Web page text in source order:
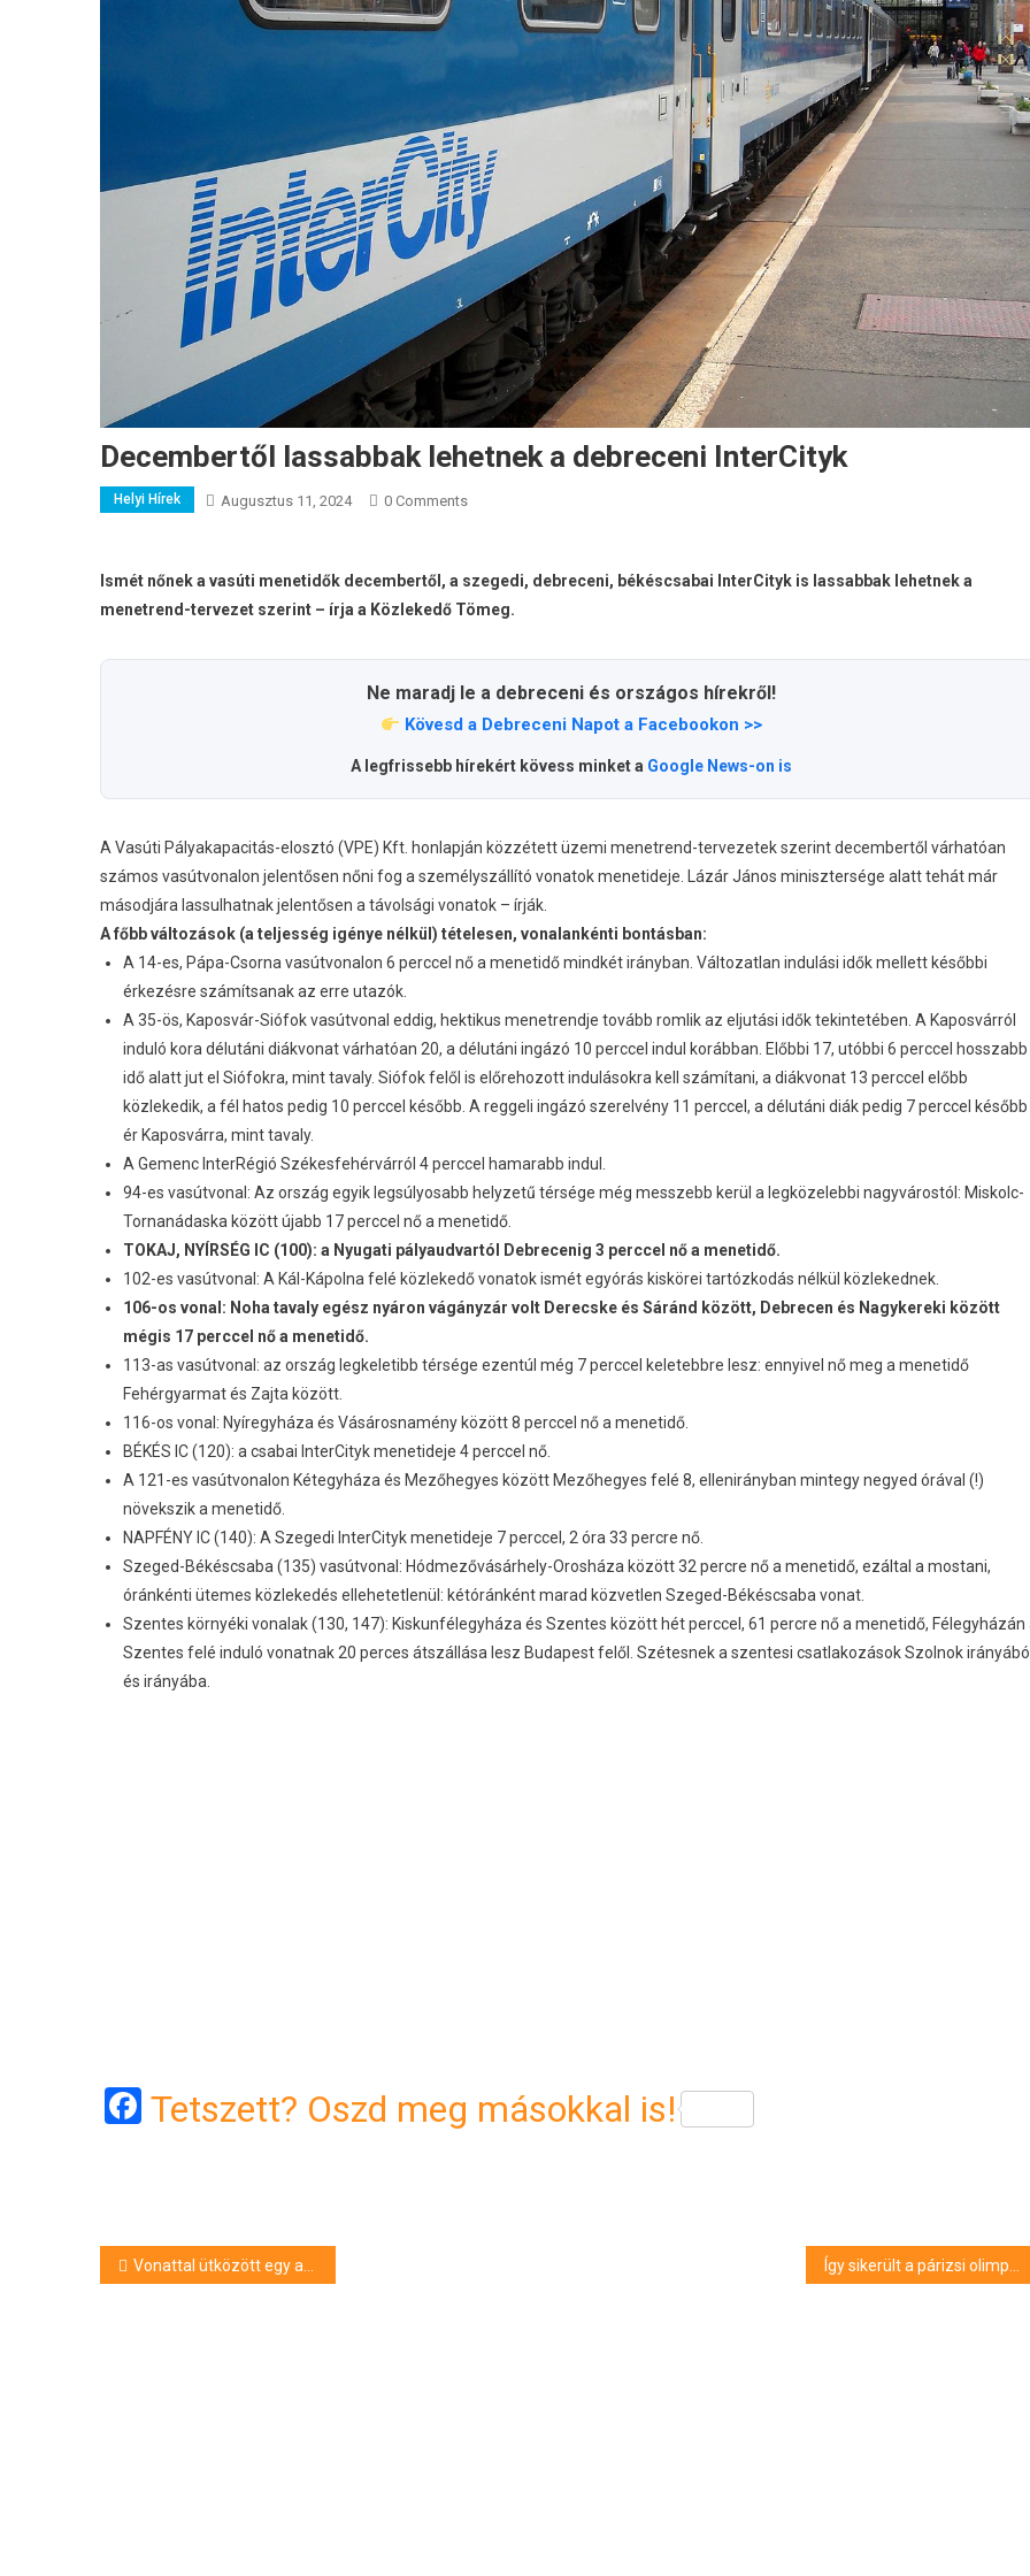
Decembertől lassabbak lehetnek a debreceni InterCityk
Helyi Hírek Augusztus 11, 2024 0 Comments
Ismét nőnek a vasúti menetidők decembertől, a szegedi, debreceni, békéscsabai InterCityk is lassabbak lehetnek a
menetrend-tervezet szerint – írja a Közlekedő Tömeg.
Ne maradj le a debreceni és országos hírekről!
Kövesd a Debreceni Napot a Facebookon >>
A legfrissebb hírekért kövess minket a Google News-on is
A Vasúti Pályakapacitás-elosztó (VPE) Kft. honlapján közzétett üzemi menetrend-tervezetek szerint decembertől várhatóan
számos vasútvonalon jelentősen nőni fog a személyszállító vonatok menetideje. Lázár János minisztersége alatt tehát már
másodjára lassulhatnak jelentősen a távolsági vonatok – írják.
A főbb változások (a teljesség igénye nélkül) tételesen, vonalankénti bontásban:
A 14-es, Pápa-Csorna vasútvonalon 6 perccel nő a menetidő mindkét irányban. Változatlan indulási idők mellett későbbi
érkezésre számítsanak az erre utazók.
A 35-ös, Kaposvár-Siófok vasútvonal eddig, hektikus menetrendje tovább romlik az eljutási idők tekintetében. A Kaposvárról
induló kora délutáni diákvonat várhatóan 20, a délutáni ingázó 10 perccel indul korábban. Előbbi 17, utóbbi 6 perccel hosszabb
idő alatt jut el Siófokra, mint tavaly. Siófok felől is előrehozott indulásokra kell számítani, a diákvonat 13 perccel előbb
közlekedik, a fél hatos pedig 10 perccel később. A reggeli ingázó szerelvény 11 perccel, a délutáni diák pedig 7 perccel később
ér Kaposvárra, mint tavaly.
A Gemenc InterRégió Székesfehérvárról 4 perccel hamarabb indul.
94-es vasútvonal: Az ország egyik legsúlyosabb helyzetű térsége még messzebb kerül a legközelebbi nagyvárostól: Miskolc-
Tornanádaska között újabb 17 perccel nő a menetidő.
TOKAJ, NYÍRSÉG IC (100): a Nyugati pályaudvartól Debrecenig 3 perccel nő a menetidő.
102-es vasútvonal: A Kál-Kápolna felé közlekedő vonatok ismét egyórás kiskörei tartózkodás nélkül közlekednek.
106-os vonal: Noha tavaly egész nyáron vágányzár volt Derecske és Sáránd között, Debrecen és Nagykereki között
mégis 17 perccel nő a menetidő.
113-as vasútvonal: az ország legkeletibb térsége ezentúl még 7 perccel keletebbre lesz: ennyivel nő meg a menetidő
Fehérgyarmat és Zajta között.
116-os vonal: Nyíregyháza és Vásárosnamény között 8 perccel nő a menetidő.
BÉKÉS IC (120): a csabai InterCityk menetideje 4 perccel nő.
A 121-es vasútvonalon Kétegyháza és Mezőhegyes között Mezőhegyes felé 8, ellenirányban mintegy negyed órával (!)
növekszik a menetidő.
NAPFÉNY IC (140): A Szegedi InterCityk menetideje 7 perccel, 2 óra 33 percre nő.
Szeged-Békéscsaba (135) vasútvonal: Hódmezővásárhely-Orosháza között 32 percre nő a menetidő, ezáltal a mostani,
óránkénti ütemes közlekedés ellehetetlenül: kétóránként marad közvetlen Szeged-Békéscsaba vonat.
Szentes környéki vonalak (130, 147): Kiskunfélegyháza és Szentes között hét perccel, 61 percre nő a menetidő, Félegyházán
Szentes felé induló vonatnak 20 perces átszállása lesz Budapest felől. Szétesnek a szentesi csatlakozások Szolnok
és irányába.
Facebook
Tetszett? Oszd meg másokkal is!
Bejegyzés
Vonattal ütközött egy autó, fennakadásokra kell számítani a Debrecen-Mátészalka vasútvonalon Így sikerült a párizsi olimpia a magyar csapat számára: éremtáblázat és az összes dobogós+pontszerző hely